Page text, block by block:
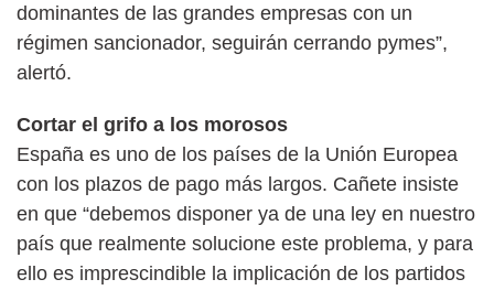
dominantes de las grandes empresas con un
régimen sancionador, seguirán cerrando pymes”,
alertó.
Cortar el grifo a los morosos
España es uno de los países de la Unión Europea
con los plazos de pago más largos. Cañete insiste
en que “debemos disponer ya de una ley en nuestro
país que realmente solucione este problema, y para
ello es imprescindible la implicación de los partidos